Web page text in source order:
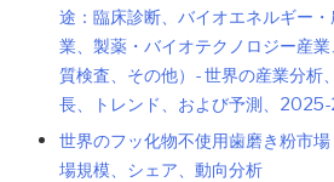
途：臨床診断、バイオエネルギー
業、製薬・バイオテクノロジー産
質検査、その他）- 世界の産業分析
長、トレンド、および予測、
世界のフッ化物不使用歯磨き粉市
場規模、シェア、動向分析